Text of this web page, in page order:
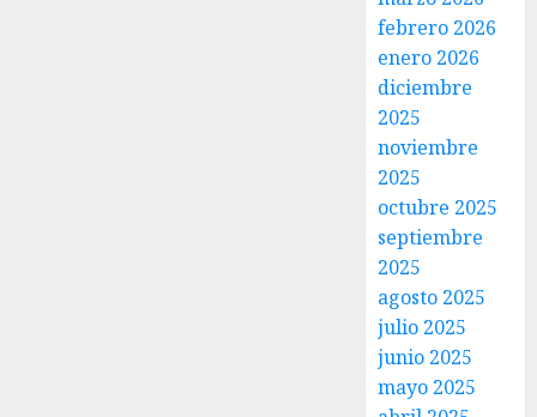
febrero 2026
enero 2026
diciembre
2025
noviembre
2025
octubre 2025
septiembre
2025
agosto 2025
julio 2025
junio 2025
mayo 2025